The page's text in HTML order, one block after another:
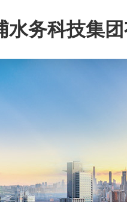
水务科技集